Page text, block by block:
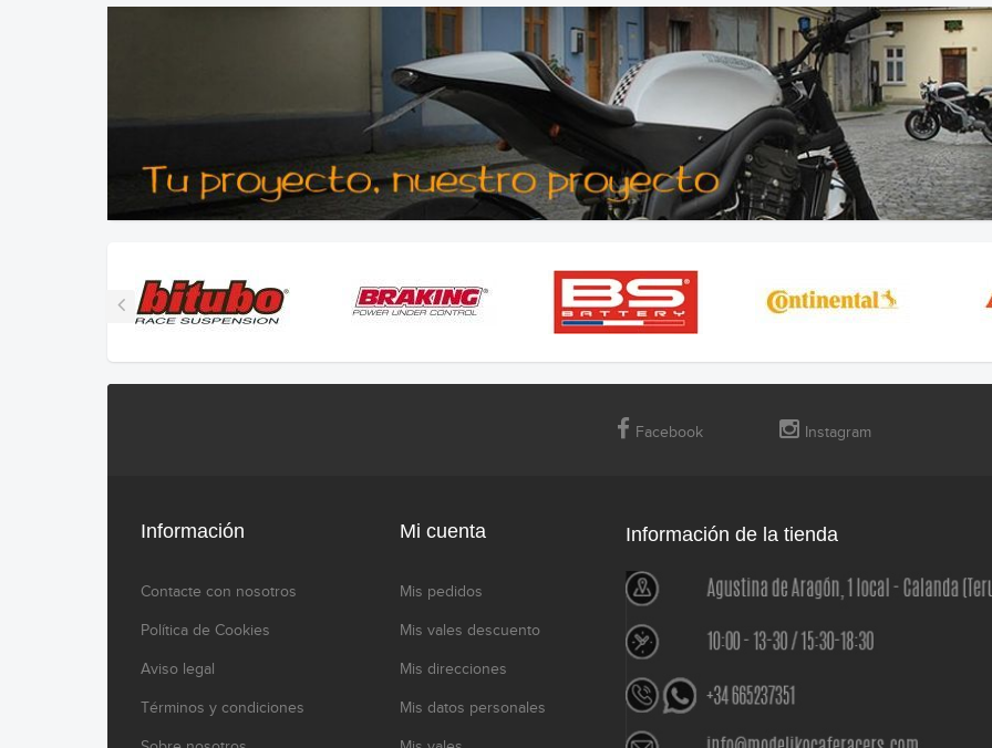
Facebook Instagram
Información
Contacte con nosotros
Política de Cookies
Aviso legal
Términos y condiciones
Mi cuenta
Mis pedidos
Mis vales descuento
Mis direcciones
Mis datos personales
Información de la tienda